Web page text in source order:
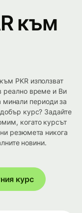
към
PKR използват
реално време и Ви
минали периоди за
курс? Задайте
когато курсът
резюмета никога
новини.
курс